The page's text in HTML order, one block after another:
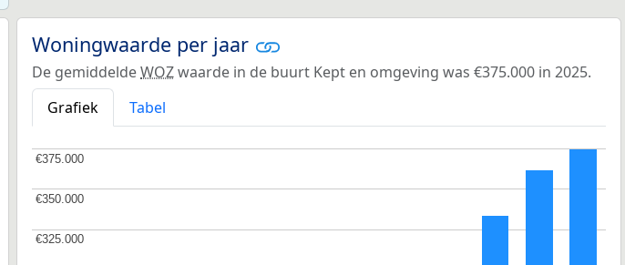
Woningwaarde per jaar
De gemiddeldeWOZwaarde in de buurt Kept en omgeving was €375.000 in 2025.
Grafiek
Tabel
€325.000
€325.000
€350.000
€350.000
€375.000
€375.000